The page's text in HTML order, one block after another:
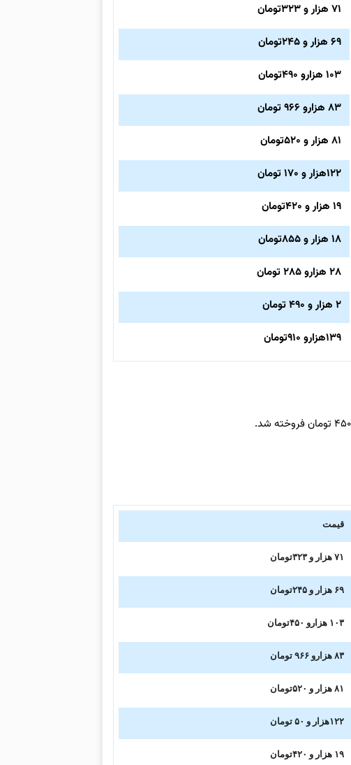
۷۱ هزار و ۳۲۳تومان
۶۹ هزار و ۲۴۵تومان
۱۰۳ هزارو ۴۹۰تومان
۸۳ هزارو ۹۶۶ ت ومان
۸۱ هزار و ۵۲۰تومان
۱۲۲هزار و ۱۷۰ تومان
۱۹ هزار و ۴۲۰تومان
۱۸ هزار و ۸۵۵تومان
۲۸ هزارو ۲۸۵ تومان
۲ هزار و ۴۹۰ تومان
۱۳۹هزارو ۹۱۰تومان
قیمت
۷۱ هزار و ۳۲۳تومان
۶۹ هزار و ۲۴۵تومان
۱۰۳ هزارو ۴۵۰تومان
۸۳ هزارو ۹۶۶ ت ومان
۸۱ هزار و ۵۲۰تومان
۱۲۲هزار و ۵۰ تومان
۱۹ هزار و ۴۲۰تومان